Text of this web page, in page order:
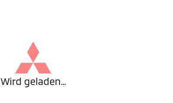
Wird geladen…